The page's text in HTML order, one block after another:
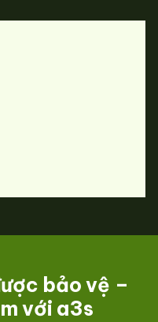
bảo vệ –
với a3s